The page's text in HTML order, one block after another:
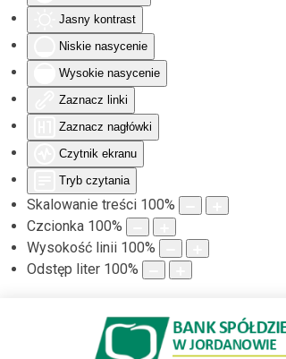
Jasny kontrast
Niskie nasycenie
Wysokie nasycenie
Zaznacz linki
Zaznacz nagłówki
Czytnik ekranu
Tryb czytania
Skalowanie treści 100%
Czcionka 100%
Wysokość linii 100%
Odstęp liter 100%